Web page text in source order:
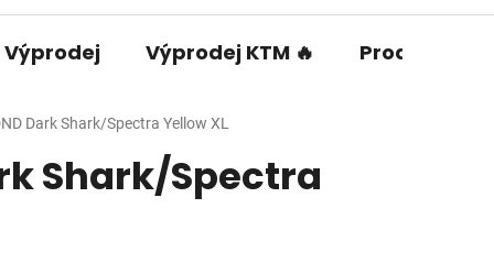
KOŠÍK
Výprodej Výprodej KTM 🔥 Prodávané
Dark Shark/Spectra Yellow XL
Shark/Spectra